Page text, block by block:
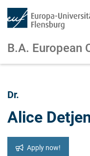
B.A. European
Dr.
Alice
Apply now!